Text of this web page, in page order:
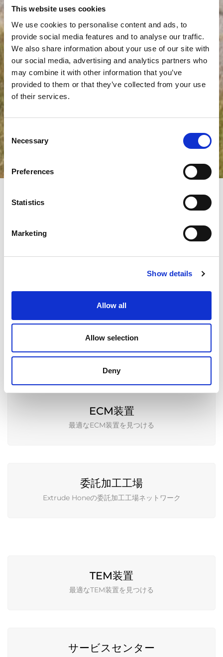
This website uses cookies
We use cookies to personalise content and ads, to
provide social media features and to analyse our traffic.
We also share information about your use of our site with
our social media, advertising and analytics partners who
may combine it with other information that you’ve
provided to them or that they’ve collected from your use
of their services.
Selection
Necessary
Preferences
Statistics
Marketing
Show details
Allow all
Allow selection
Deny
Extrude Honeによるソリューション
Extrude Hone 治具
各技術に対応した治具を製作します。
ECM装置
最適なECM装置を見つける
委託加工工場
Extrude Honeの委託加工工場ネットワーク
TEM装置
最適なTEM装置を見つける
サービスセンター